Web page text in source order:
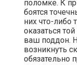
поломке. К
боятся
них что-либо
оказаться
ваш поддон.
возникнуть
обязательно